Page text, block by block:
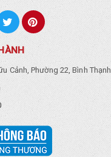
Cảnh, Phường 22, Bình Thạnh